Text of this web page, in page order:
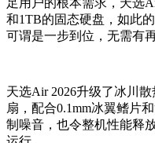
足用户的根本需求，天选
和1TB的固态硬盘，如此
可谓是一步到位，无需有
天选Air 2026升级了冰川
扇，配合0.1mm冰翼鳍片
制噪音，也令整机性能释